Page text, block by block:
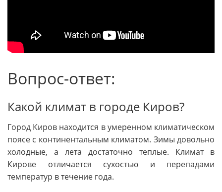
Вопрос-ответ:
Какой климат в городе Киров?
Город Киров находится в умеренном климатическом
поясе с континентальным климатом. Зимы довольно
холодные, а лета достаточно теплые. Климат в
Кирове отличается сухостью и перепадами
температур в течение года.